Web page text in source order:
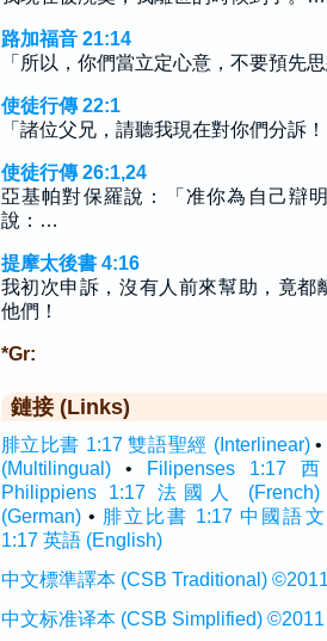
路加福音 21:14
「所以，你們當立定心意，不要預先
使徒行傳 22:1
「諸位父兄，請聽我現在對你們分訴！
使徒行傳 26:1,24
亞基帕對保羅說：「准你為自己辯
說：…
提摩太後書 4:16
我初次申訴，沒有人前來幫助，竟都
他們！
*Gr:
鏈接 (Links)
腓立比書 1:17 雙語聖經 (Interlinear)•
(Multilingual)• Filipenses 1:17
Philippiens 1:17 法國人 (French)
(German)• 腓立比書 1:17 中國語文
1:17 英語 (English)
中文標準譯本 (CSB Traditional)
中文标准译本 (CSB Simplified)